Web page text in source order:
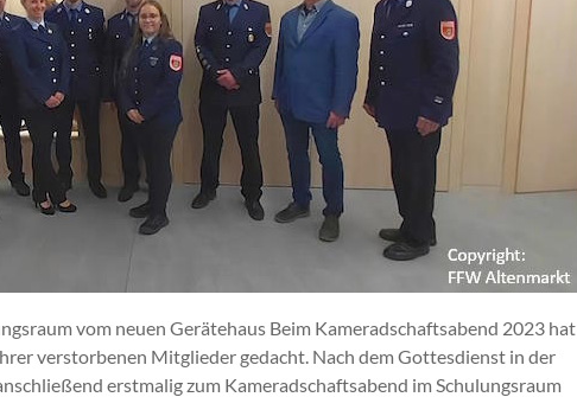
vom neuen Gerätehaus Beim Kameradschaftsabend 2023 hat
verstorbenen Mitglieder gedacht. Nach dem Gottesdienst in der
erstmalig zum Kameradschaftsabend im Schulungsraum